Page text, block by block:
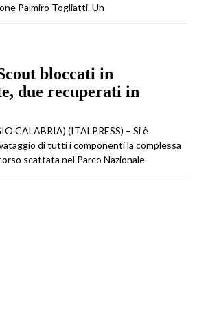
Palmiro Togliatti. Un
bloccati in
due recuperati in
CALABRIA) (ITALPRESS) – Si è
di tutti i componenti la complessa
scattata nel Parco Nazionale